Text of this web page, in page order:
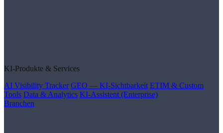
KI-Produkte & Services
AI Visibility Tracker GEO — KI-Sichtbarkeit ETIM & Custom
Tools Data & Analytics KI-Assistent (Enterprise)
Branchen